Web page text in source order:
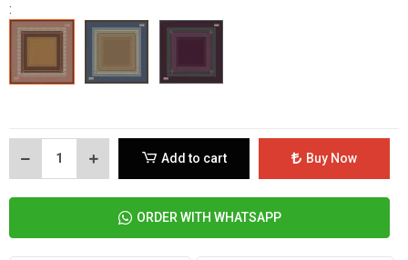
:
Add to cart Buy Now
ORDER WITH WHATSAPP